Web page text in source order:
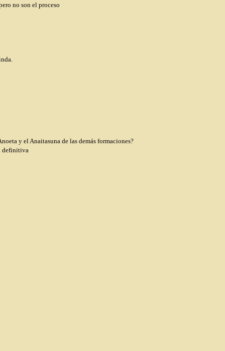
no son el proceso
y el Anaitasuna de las demás formaciones?
definitiva